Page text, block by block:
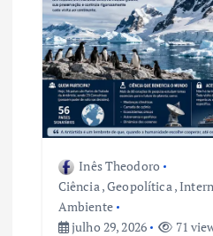
Inês Theodoro
Ciência ,Geopolítica ,
Ambiente
julho 29, 2026
71